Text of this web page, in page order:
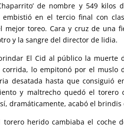
de nombre y 549
embistió en el tercio final con
mejor toreo. Cara y cruz de una
y la sangre del director de lidia.
El Cid al público la muerte
corrida, lo empitonó por el muslo
desatada hasta que consiguió
y maltrecho quedó el
dramáticamente, acabó el brindis
torero herido cambiaba el coche